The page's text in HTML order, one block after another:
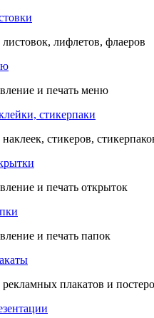
листовок, лифлетов, флаеров
и печать меню
стикерпаки
стикеров,
и печать открыток
и печать папок
рекламных плакатов и